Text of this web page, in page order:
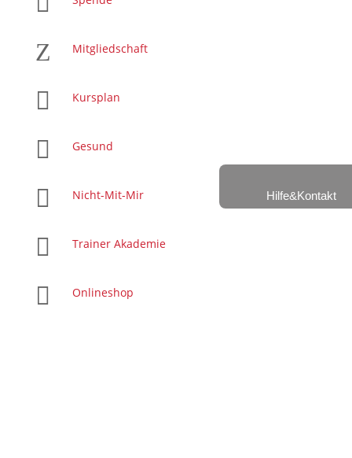
Z Mitgliedschaft
 Kursplan
 Gesund
 Nicht-Mit-Mir
 Trainer Akademie
 Onlineshop
Hilfe&Kontakt